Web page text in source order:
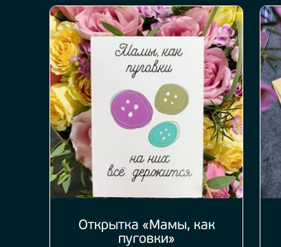
Открытка «Мамы, как
пуговки»